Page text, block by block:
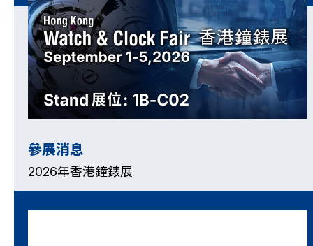
下載 / 支援
產品代碼搜索
機芯目錄
參展消息
2026年香港鐘錶展